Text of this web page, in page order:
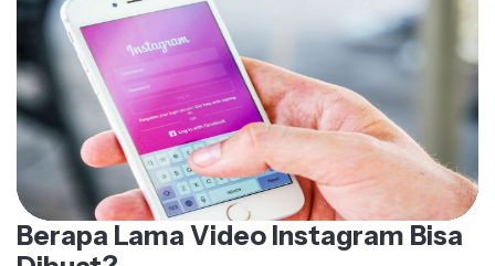
Berapa Lama Video Instagram Bisa
Dibuat?